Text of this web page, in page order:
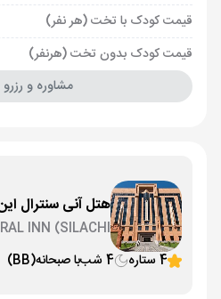
قیمت کودک با تخت (هر نفر)
قیمت کودک بدون تخت (هرنفر)
مشاوره و رزرو
هتل آنی سنترال
INN (SILACHI)
4 ستاره
4 شب با صبحانه(BB)